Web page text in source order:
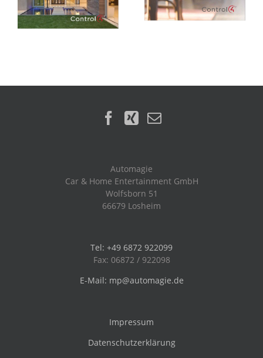
Automagie
Car & Home Entertainment GmbH
Wolfsborn 51
66679 Losheim
Tel: +49 6872 922099
Fax: 06872 / 922098
E-Mail: mp@automagie.de
Impressum
Datenschutzerklärung